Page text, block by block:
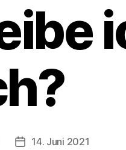
Veröffentlichungsdatum
14. Juni 2021